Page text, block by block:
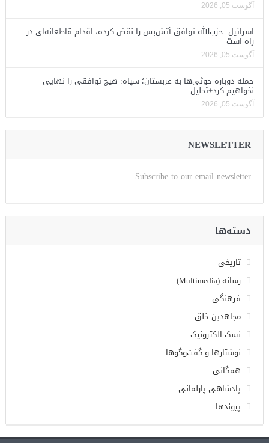
آگوست 05, 2026
اسرائیل: حزب‌الله توافق آتش‌بس را نقض کرده، اقدام قاطعانه‌ای در
راه است
آگوست 05, 2026
حمله دوباره حوثی‌ها به عربستان؛ سپاه: هیچ توافقی را نهایی
نخواهیم کرد+تحلیل
آگوست 05, 2026
NEWSLETTER
Subscribe to our email newsletter.
دسته‌ها
تاریخی
رسانه (Multimedia)
فرهنگی
مجاهدین خلق
نسک الکترونیک
نوشتارها و گفت‌وگوها
همگانی
پادشاهی پارلمانی
پیوندها